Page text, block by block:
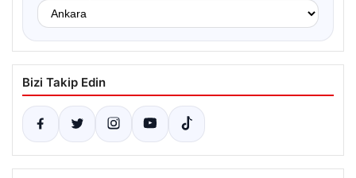
Bizi Takip Edin